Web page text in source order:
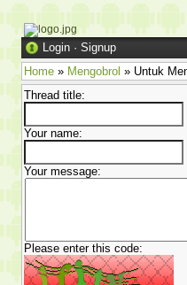
Login · Signup
Home » Mengobrol » Untuk
Thread title:
Your name:
Your message:
Please enter this code: